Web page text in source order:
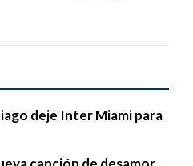
deje Inter Miami para